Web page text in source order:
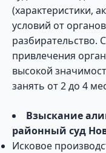
(характеристики,
условий от
разбирательство.
привлечения
высокой
занять от 2 до 4
Взыскание
районный суд
Исковое